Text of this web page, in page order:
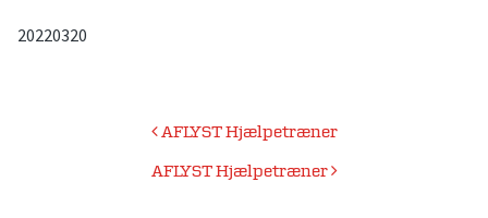
20220320
IndlægsnavigationAFLYST Hjælpetræner
AFLYST Hjælpetræner